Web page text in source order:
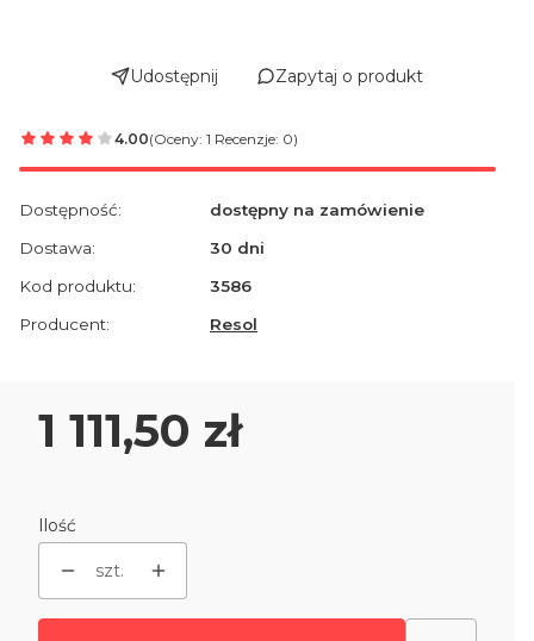
Udostępnij Zapytaj o produkt
4.00(Oceny: 1 Recenzje: 0)
Dostępność:
dostępny na zamówienie
Dostawa:
30 dni
Kod produktu:
3586
Producent:
Resol
Cena
1 111,50 zł
Ilość
szt.